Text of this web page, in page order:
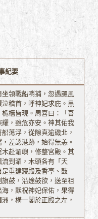
紀要
領戰船哨捕，忽遇颶風
稽首，呼神妃求庇。黑
檣皆現。周喜曰：「吾
，雖危亦安。神其佑我
蕩浮，從隙真逾磯北，
差認港跡，始得無恙。
赴湄嶼，修整宮殿。其
到湄，木頭各有「天
重建寢殿及香亭、鼓
鼓，沿途鼓欲，送至祖
，默祝神妃保佑，果得
，構一閣於正殿之左，